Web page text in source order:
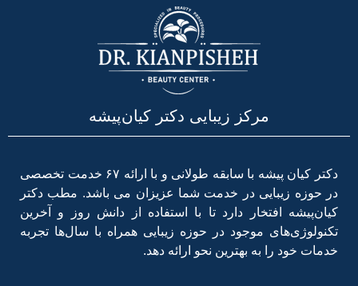
مرکز زیبایی دکتر کیان‌پیشه
دکتر کیان پیشه با سابقه طولانی و با ارائه ۶۷ خدمت تخصصی
در حوزه زیبایی در خدمت شما عزیزان می باشد. مطب دکتر
کیان‌پیشه افتخار دارد تا با استفاده از دانش روز و آخرین
تکنولوژی‌های موجود در حوزه زیبایی همراه با سال‌ها تجربه
خدمات خود را به بهترین نحو ارائه دهد.